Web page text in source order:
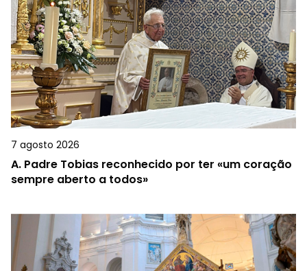
7 agosto 2026
A. Padre Tobias reconhecido por ter «um coração
sempre aberto a todos»